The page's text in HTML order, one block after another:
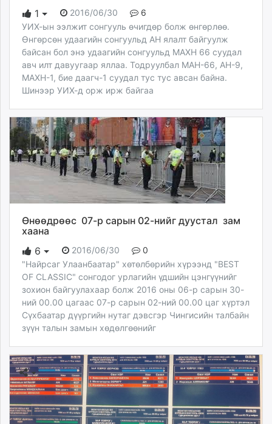
1
2016/06/30
6
УИХ-ын ээлжит сонгууль өчигдөр болж өнгөрлөө.
Өнгөрсөн удаагийн сонгуульд АН ялалт байгуулж
байсан бол энэ удаагийн сонгуульд МАХН 66 суудал
авч илт давуугаар яллаа. Тодруулбал МАН-66, АН-9,
МАХН-1, бие даагч-1 суудал тус тус авсан байна.
Шинээр УИХ-д орж ирж байгаа
Өнөөдрөөс 07-р сарын 02-нийг дуустал зам
хаана
6
2016/06/30
0
"Найрсаг Улаанбаатар" хөтөлбөрийн хүрээнд "BEST
OF CLASSIC" сонгодог урлагийн үдшийн цэнгүүнийг
зохион байгуулахаар болж 2016 оны 06-р сарын 30-
ний 00.00 цагаас 07-р сарын 02-ний 00.00 цаг хүртэл
Сүхбаатар дүүргийн нутаг дэвсгэр Чингисийн талбайн
зүүн талын замын хөдөлгөөнийг